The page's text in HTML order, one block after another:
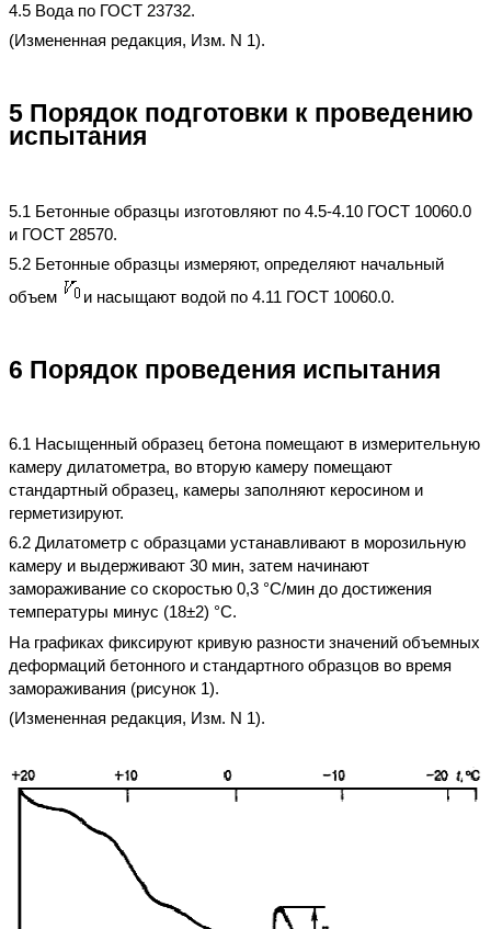
4.5 Вода по ГОСТ 23732.
(Измененная редакция, Изм. N 1).
5 Порядок подготовки к проведению
испытания
5.1 Бетонные образцы изготовляют по 4.5-4.10 ГОСТ 10060.0
и ГОСТ 28570.
5.2 Бетонные образцы измеряют, определяют начальный
объем
и насыщают водой по 4.11 ГОСТ 10060.0.
6 Порядок проведения испытания
6.1 Насыщенный образец бетона помещают в измерительную
камеру дилатометра, во вторую камеру помещают
стандартный образец, камеры заполняют керосином и
герметизируют.
6.2 Дилатометр с образцами устанавливают в морозильную
камеру и выдерживают 30 мин, затем начинают
замораживание со скоростью 0,3 °С/мин до достижения
температуры минус (18±2) °С.
На графиках фиксируют кривую разности значений объемных
деформаций бетонного и стандартного образцов во время
замораживания (рисунок 1).
(Измененная редакция, Изм. N 1).